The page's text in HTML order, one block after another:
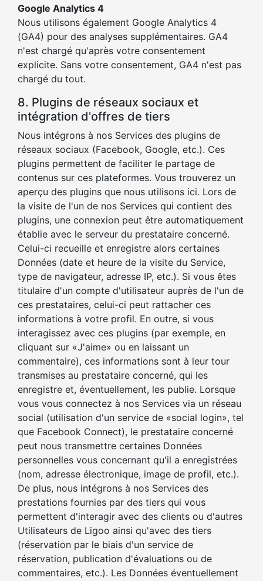
Google Analytics 4
Nous utilisons également Google Analytics 4
(GA4) pour des analyses supplémentaires. GA4
n'est chargé qu'après votre consentement
explicite. Sans votre consentement, GA4 n'est pas
chargé du tout.
8. Plugins de réseaux sociaux et
intégration d'offres de tiers
Nous intégrons à nos Services des plugins de
réseaux sociaux (Facebook, Google, etc.). Ces
plugins permettent de faciliter le partage de
contenus sur ces plateformes. Vous trouverez un
aperçu des plugins que nous utilisons ici. Lors de
la visite de l'un de nos Services qui contient des
plugins, une connexion peut être automatiquement
établie avec le serveur du prestataire concerné.
Celui-ci recueille et enregistre alors certaines
Données (date et heure de la visite du Service,
type de navigateur, adresse IP, etc.). Si vous êtes
titulaire d'un compte d'utilisateur auprès de l'un de
ces prestataires, celui-ci peut rattacher ces
informations à votre profil. En outre, si vous
interagissez avec ces plugins (par exemple, en
cliquant sur «J'aime» ou en laissant un
commentaire), ces informations sont à leur tour
transmises au prestataire concerné, qui les
enregistre et, éventuellement, les publie. Lorsque
vous vous connectez à nos Services via un réseau
social (utilisation d'un service de «social login», tel
que Facebook Connect), le prestataire concerné
peut nous transmettre certaines Données
personnelles vous concernant qu'il a enregistrées
(nom, adresse électronique, image de profil, etc.).
De plus, nous intégrons à nos Services des
prestations fournies par des tiers qui vous
permettent d'interagir avec des clients ou d'autres
Utilisateurs de Ligoo ainsi qu'avec des tiers
(réservation par le biais d'un service de
réservation, publication d'évaluations ou de
commentaires, etc.). Les Données éventuellement